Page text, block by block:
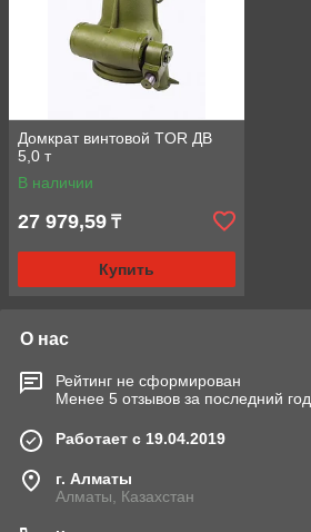
Домкрат винтовой TOR ДВ
5,0 т
В наличии
27 979,59 ₸
Купить
О нас
Рейтинг не сформирован
Менее 5 отзывов за последний год
Работает с 19.04.2019
г. Алматы
Алматы, Казахстан